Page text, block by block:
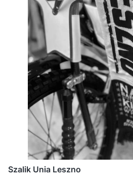
Szalik Unia Leszno